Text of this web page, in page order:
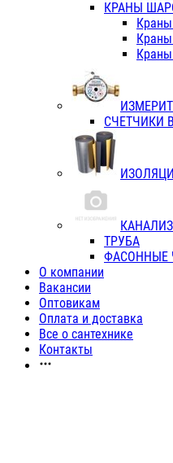
КРАНЫ
Краны
СЧЕТЧИКИ
ТРУБА
ФАСОННЫЕ
О компании
Вакансии
Оптовикам
Оплата и доставка
Все о сантехнике
Контакты